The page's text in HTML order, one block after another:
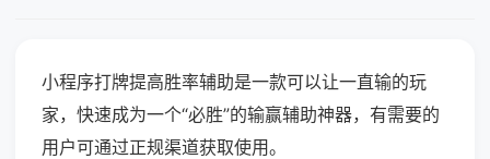
小程序打牌提高胜率辅助是一款可以让一直输的玩
家，快速成为一个“必胜”的输赢辅助神器，有需要的
用户可通过正规渠道获取使用。